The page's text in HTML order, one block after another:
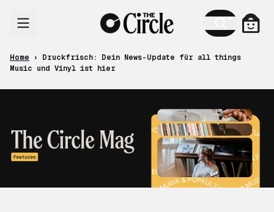
Cart
Home ›
Druckfrisch: Dein News-Update für all things
Music und Vinyl ist hier